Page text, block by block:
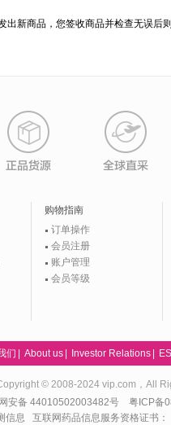
新商品，您签收商品并检查无误后
购物指南
订单操作
会员注册
账户管理
会员等级
们 About us Investor Relations
© 2008-2024 vip.com，All
安备 44010502003482号
粤ICP备
信息 互联网药品信息服务资格证书